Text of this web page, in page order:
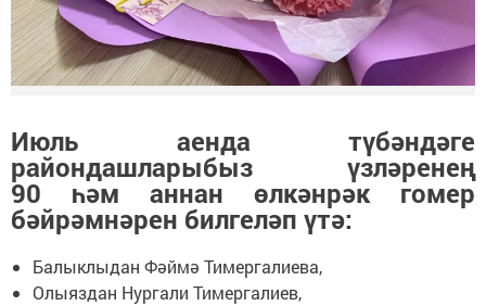
Июль аенда түбәндәге
райондашларыбыз үзләренең
90 һәм аннан өлкәнрәк гомер
бәйрәмнәрен билгеләп үтә:
Балыклыдан Фәймә Тимергалиева,
Олыяздан Нургали Тимергалиев,